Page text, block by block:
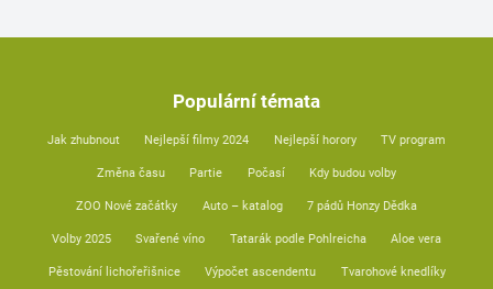
Populární témata
Jak zhubnout Nejlepší filmy 2024 Nejlepší horory TV program
Změna času Partie Počasí Kdy budou volby
ZOO Nové začátky Auto – katalog 7 pádů Honzy Dědka
Volby 2025 Svařené víno Tatarák podle Pohlreicha Aloe vera
Pěstování lichořeřišnice Výpočet ascendentu Tvarohové knedlíky